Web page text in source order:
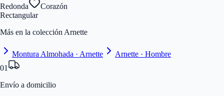
Redonda
Corazón
Rectangular
Más en la colección Arnette
Montura Almohada · Arnette
Arnette · Hombre
01
Envío a domicilio